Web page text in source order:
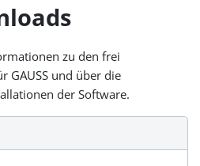
zu den frei
GAUSS und über die
der Software.